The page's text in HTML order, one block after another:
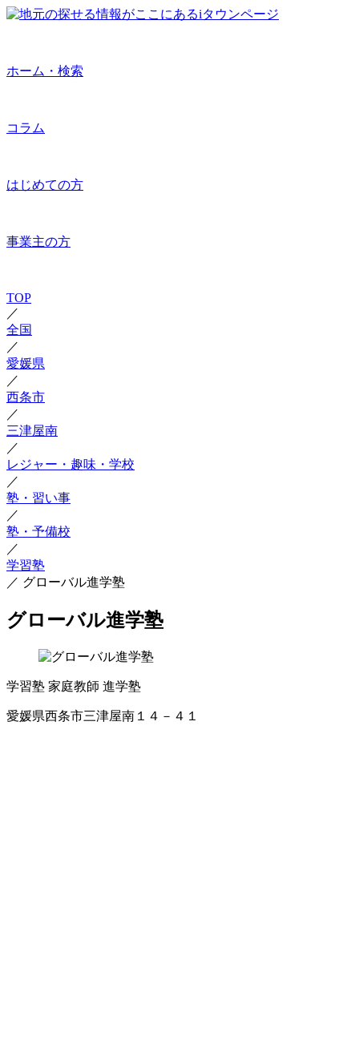
ホーム・検索
コラム
はじめての方
事業主の方
TOP
／
全国
／
愛媛県
／
西条市
／
三津屋南
／
レジャー・趣味・学校
／
塾・習い事
／
塾・予備校
／
学習塾
／ グローバル進学塾
グローバル進学塾
学習塾 家庭教師 進学塾
愛媛県西条市三津屋南１４－４１